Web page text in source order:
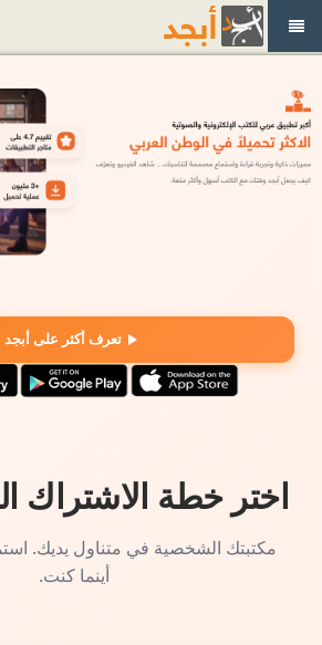
تعرف أكثر على أبجد
اختر خطة الاشتراك
مكتبتك الشخصية في متناول يديك.
أينما كنت.